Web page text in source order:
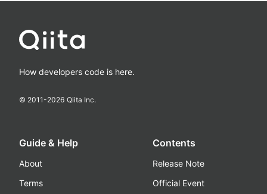
How developers code is here.
© 2011-2026 Qiita Inc.
Guide & Help
About
Terms
Contents
Release Note
Official Event